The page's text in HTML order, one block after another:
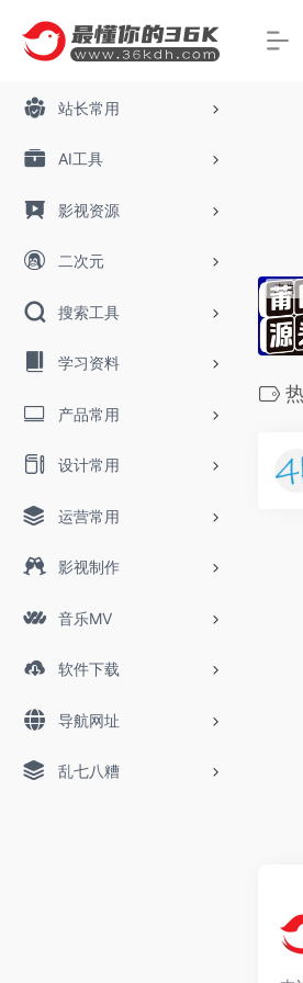
站长常用
AI工具
影视资源
二次元
搜索工具
学习资料
产品常用
设计常用
运营常用
影视制作
音乐MV
软件下载
导航网址
乱七八糟